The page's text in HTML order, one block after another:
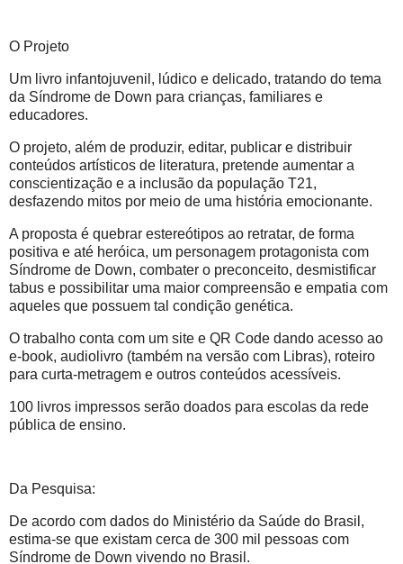
O Projeto
Um livro infantojuvenil, lúdico e delicado, tratando do tema
da Síndrome de Down para crianças, familiares e
educadores.
O projeto, além de produzir, editar, publicar e distribuir
conteúdos artísticos de literatura, pretende aumentar a
conscientização e a inclusão da população T21,
desfazendo mitos por meio de uma história emocionante.
A proposta é quebrar estereótipos ao retratar, de forma
positiva e até heróica, um personagem protagonista com
Síndrome de Down, combater o preconceito, desmistificar
tabus e possibilitar uma maior compreensão e empatia com
aqueles que possuem tal condição genética.
O trabalho conta com um site e QR Code dando acesso ao
e-book, audiolivro (também na versão com Libras), roteiro
para curta-metragem e outros conteúdos acessíveis.
100 livros impressos serão doados para escolas da rede
pública de ensino.
Da Pesquisa:
De acordo com dados do Ministério da Saúde do Brasil,
estima-se que existam cerca de 300 mil pessoas com
Síndrome de Down vivendo no Brasil.